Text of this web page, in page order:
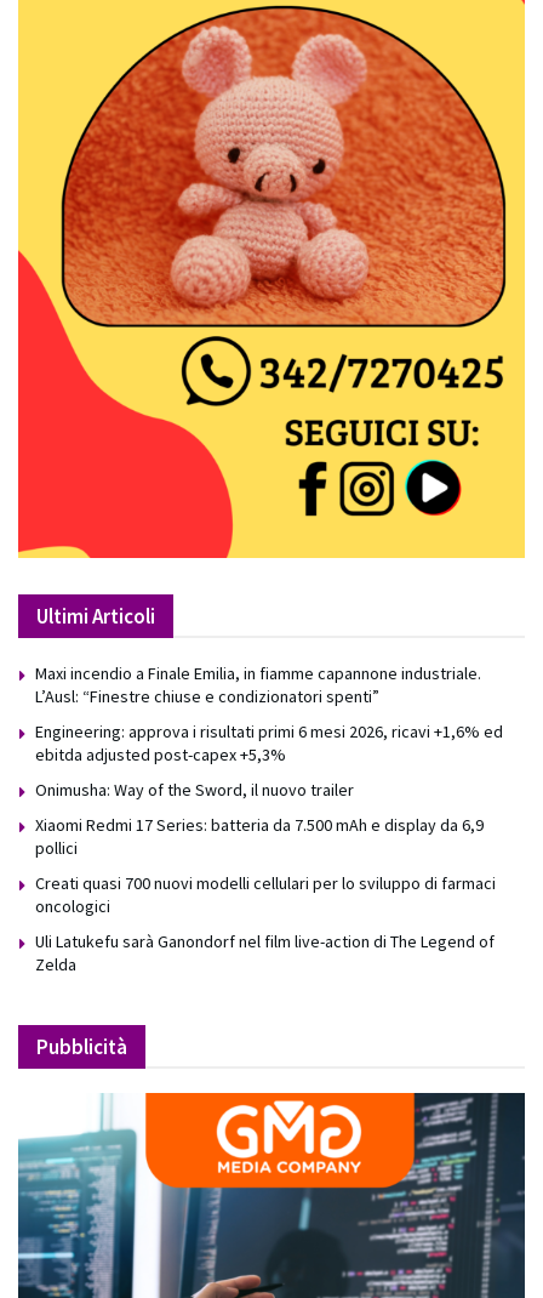
Ultimi Articoli
Maxi incendio a Finale Emilia, in fiamme capannone industriale.
L’Ausl: “Finestre chiuse e condizionatori spenti”
Engineering: approva i risultati primi 6 mesi 2026, ricavi +1,6% ed
ebitda adjusted post-capex +5,3%
Onimusha: Way of the Sword, il nuovo trailer
Xiaomi Redmi 17 Series: batteria da 7.500 mAh e display da 6,9
pollici
Creati quasi 700 nuovi modelli cellulari per lo sviluppo di farmaci
oncologici
Uli Latukefu sarà Ganondorf nel film live-action di The Legend of
Zelda
Pubblicità